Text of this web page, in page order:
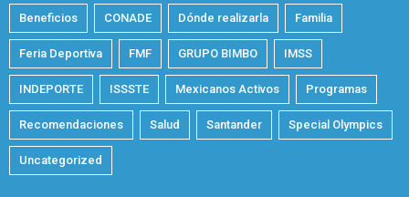
Beneficios CONADE Dónde realizarla Familia
Feria Deportiva FMF GRUPO BIMBO IMSS
INDEPORTE ISSSTE Mexicanos Activos Programas
Recomendaciones Salud Santander Special Olympics
Uncategorized